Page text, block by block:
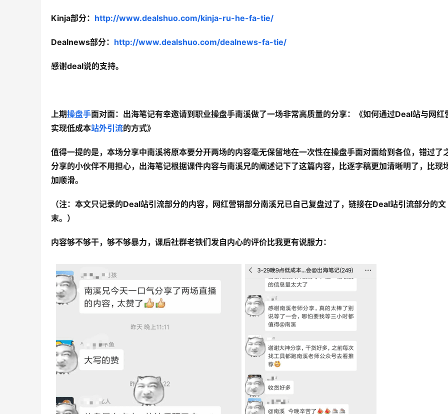
Kinja部分： http://www.dealshuo.com/kinja-ru-he-fa-tie/
Dealnews部分： http://www.dealshuo.com/dealnews-fa-tie/
感谢deal说的支持。
上期操盘手面对面：出海笔记有幸邀请到职业操盘手南溪做了一场非常高质量的分享：《如何通过Deal站与网红
实现低成本站外引流的方式》
值得一提的是，本场分享中南溪将原本要分开两场的内容毫无保留地在一次性在操盘手面对面给到各位，错过了
分享的小伙伴不用担心，出海笔记根据课件内容与南溪兄的阐述记下了这篇内容，比逐字稿更加清晰明了，比现
加顺滑。
（注：本文只记录的Deal站引流部分的内容，网红营销部分南溪兄已自己复盘过了，链接在Deal站引流部分的文
末。）
内容够不够干，够不够暴力，课后社群老铁们发自内心的评价比我更有说服力：